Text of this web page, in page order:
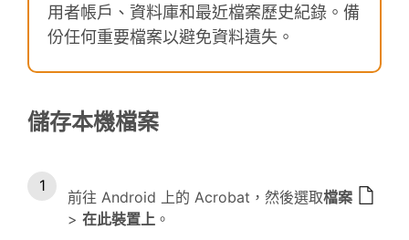
用者帳戶、資料庫和最近檔案歷史紀錄。備
份任何重要檔案以避免資料遺失。
儲存本機檔案
前往 Android 上的 Acrobat，然後選取檔案
> 在此裝置上 。